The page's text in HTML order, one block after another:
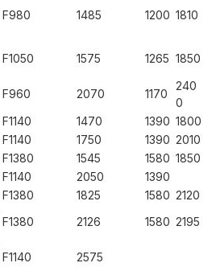
F980 1485 1200 1810
F1050 1575 1265 1850
F960 2070 1170
240
0
F1140
1470 1390 1800
F1140 1750 1390 2010
F1380
1545 1580 1850
F1140 2050
1390
F1380
1825 1580 2120
F1380 2126 1580 2195
F1140 2575